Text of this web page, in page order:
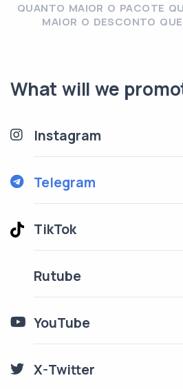
QUANTO MAIOR O PACOTE
MAIOR O DESCONTO
What will we
Instagram
Telegram
TikTok
Rutube
YouTube
X-Twitter